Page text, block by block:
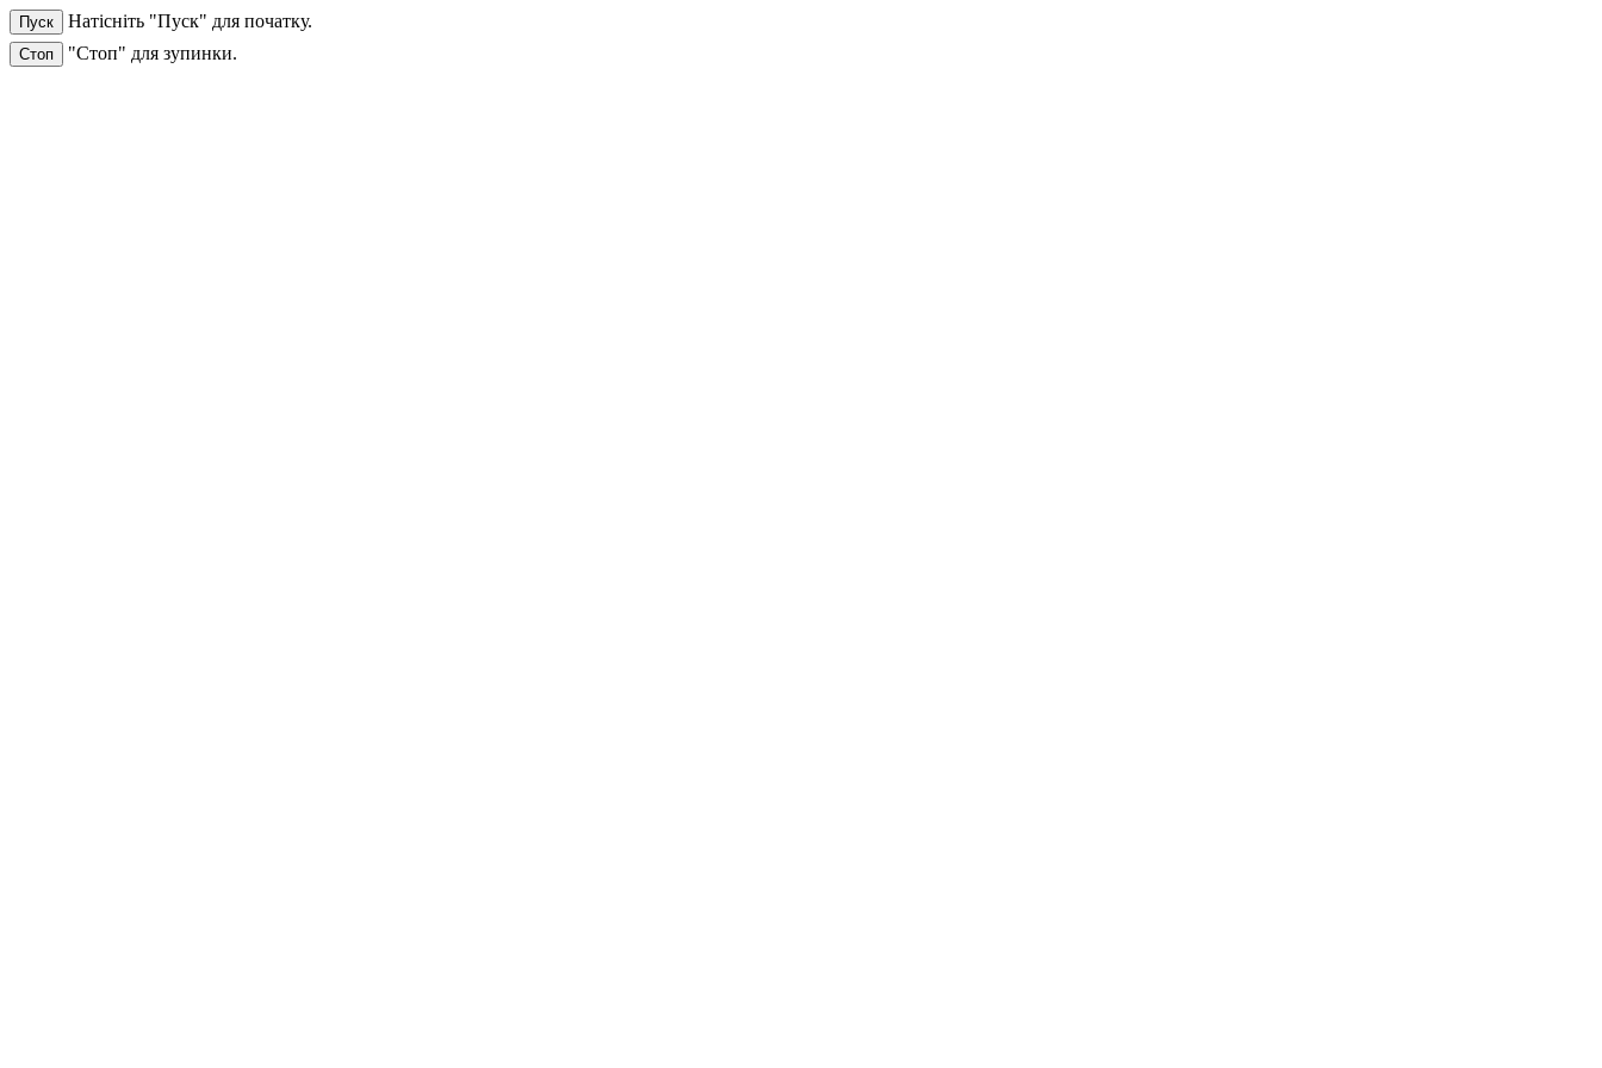
Пуск Натісніть "Пуск" для початку.
Стоп "Стоп" для зупинки.